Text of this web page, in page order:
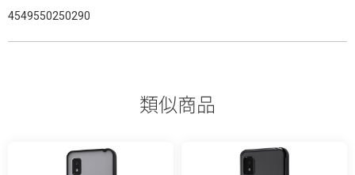
4549550250290
類似商品